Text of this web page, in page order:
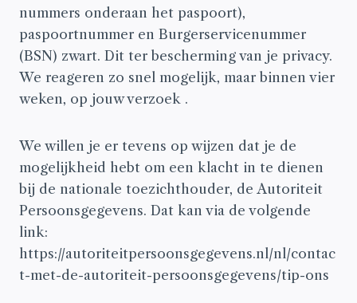
nummers onderaan het paspoort),
paspoortnummer en Burgerservicenummer
(BSN) zwart. Dit ter bescherming van je privacy.
We reageren zo snel mogelijk, maar binnen vier
weken, op jouw verzoek .
We willen je er tevens op wijzen dat je de
mogelijkheid hebt om een klacht in te dienen
bij de nationale toezichthouder, de Autoriteit
Persoonsgegevens. Dat kan via de volgende
link:
https://autoriteitpersoonsgegevens.nl/nl/contac
t-met-de-autoriteit-persoonsgegevens/tip-ons